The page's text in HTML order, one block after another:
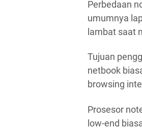
Perbedaan
umumnya
lambat saat
Tujuan
netbook
browsing
Prosesor
low-end